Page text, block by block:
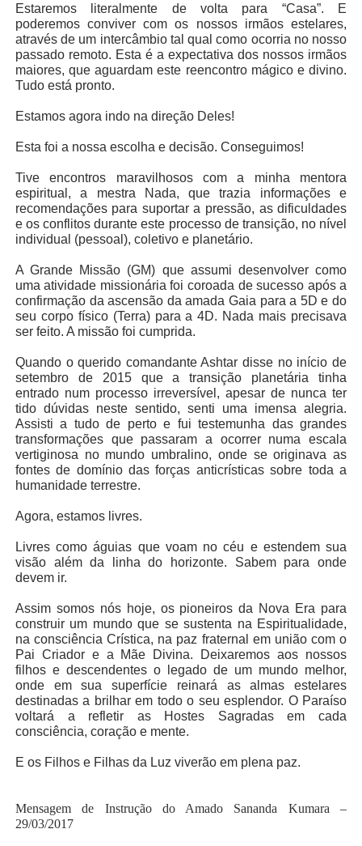
Estaremos literalmente de volta para “Casa”. E
poderemos conviver com os nossos irmãos estelares,
através de um intercâmbio tal qual como ocorria no nosso
passado remoto. Esta é a expectativa dos nossos irmãos
maiores, que aguardam este reencontro mágico e divino.
Tudo está pronto.
Estamos agora indo na direção Deles!
Esta foi a nossa escolha e decisão. Conseguimos!
Tive encontros maravilhosos com a minha mentora
espiritual, a mestra Nada, que trazia informações e
recomendações para suportar a pressão, as dificuldades
e os conflitos durante este processo de transição, no nível
individual (pessoal), coletivo e planetário.
A Grande Missão (GM) que assumi desenvolver como
uma atividade missionária foi coroada de sucesso após a
confirmação da ascensão da amada Gaia para a 5D e do
seu corpo físico (Terra) para a 4D. Nada mais precisava
ser feito. A missão foi cumprida.
Quando o querido comandante Ashtar disse no início de
setembro de 2015 que a transição planetária tinha
entrado num processo irreversível, apesar de nunca ter
tido dúvidas neste sentido, senti uma imensa alegria.
Assisti a tudo de perto e fui testemunha das grandes
transformações que passaram a ocorrer numa escala
vertiginosa no mundo umbralino, onde se originava as
fontes de domínio das forças anticrísticas sobre toda a
humanidade terrestre.
Agora, estamos livres.
Livres como águias que voam no céu e estendem sua
visão além da linha do horizonte. Sabem para onde
devem ir.
Assim somos nós hoje, os pioneiros da Nova Era para
construir um mundo que se sustenta na Espiritualidade,
na consciência Crística, na paz fraternal em união com o
Pai Criador e a Mãe Divina. Deixaremos aos nossos
filhos e descendentes o legado de um mundo melhor,
onde em sua superfície reinará as almas estelares
destinadas a brilhar em todo o seu esplendor. O Paraíso
voltará a refletir as Hostes Sagradas em cada
consciência, coração e mente.
E os Filhos e Filhas da Luz viverão em plena paz.
Mensagem de Instrução do Amado Sananda Kumara –
29/03/2017